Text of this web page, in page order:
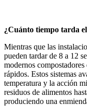
¿Cuánto tiempo tarda
Mientras que las
pueden tardar de 8 a 12
modernos compostadores
rápidos. Estos sistemas
temperatura y la acción
residuos de alimentos
produciendo una